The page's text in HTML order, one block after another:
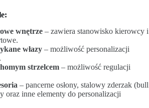
wnętrze – zawiera stanowisko kierowcy i
włazy – możliwość personalizacji
strzelcem – możliwość regulacji
– pancerne osłony, stalowy zderzak (bull
oraz inne elementy do personalizacji